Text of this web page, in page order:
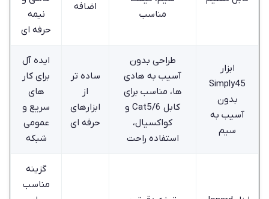
مناسب
اضافه
نیمه‌
حرفه‌ ای
ابزار
Simply45
بدون
آسیب به
سیم
طراحی بدون
آسیب به هادی‌
ها، مناسب برای
کابل Cat5/6 و
کواکسیال،
استفاده راحت
ساده‌ تر
از
ابزارهای
حرفه‌ ای
ایده‌ آل
برای کار
های
سریع و
عمومی
شبکه
گزینه
مناسب